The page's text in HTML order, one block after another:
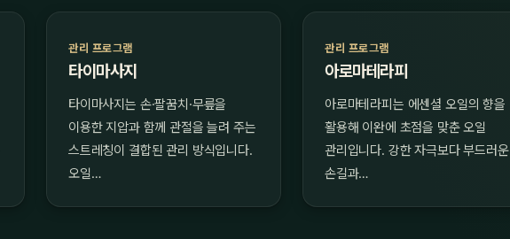
관리 프로그램
타이마사지
타이마사지는 손·팔꿈치·무릎을
이용한 지압과 함께 관절을 늘려 주는
스트레칭이 결합된 관리 방식입니다.
오일…
관리 프로그램
아로마테라피
아로마테라피는 에센셜 오일의 향을
활용해 이완에 초점을 맞춘 오일
관리입니다. 강한 자극보다 부드러운
손길과…